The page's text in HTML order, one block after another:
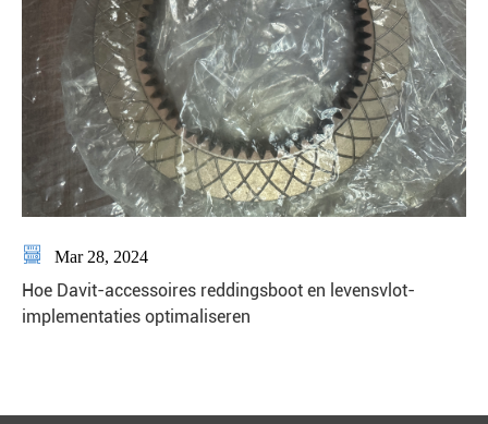
 Mar 28, 2024
Hoe Davit-accessoires reddingsboot en levensvlot-
implementaties optimaliseren